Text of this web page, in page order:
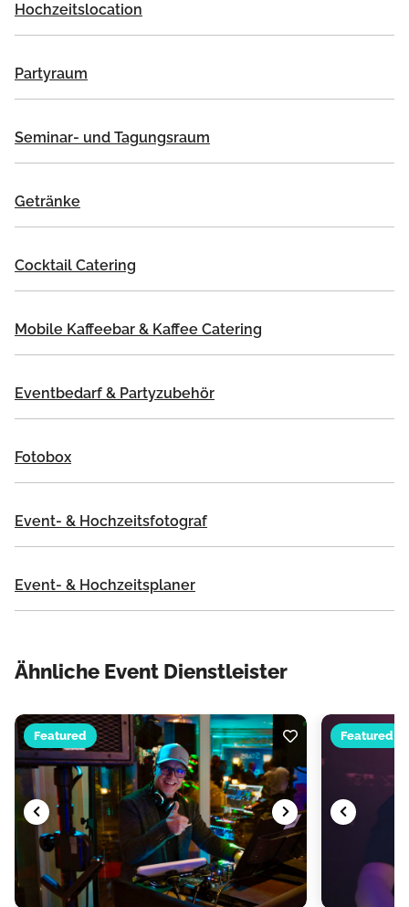
Hochzeitslocation
Partyraum
Seminar- und Tagungsraum
Getränke
Cocktail Catering
Mobile Kaffeebar & Kaffee Catering
Eventbedarf & Partyzubehör
Fotobox
Event- & Hochzeitsfotograf
Event- & Hochzeitsplaner
Ähnliche Event Dienstleister
Featured Featured